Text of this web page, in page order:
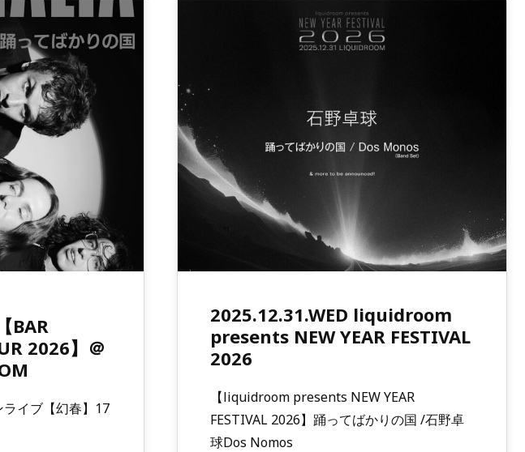
BAR
2026】＠
イブ【幻春】17
2025.12.31.WED liquidroom
presents NEW YEAR FESTIVAL
2026
【liquidroom presents NEW YEAR
FESTIVAL 2026】踊ってばかりの国 /石野卓
球Dos Nomos